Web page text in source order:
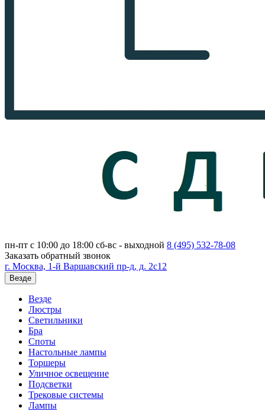
пн-пт с 10:00 до 18:00 сб-вс - выходной 8 (495) 532-78-08
Заказать обратный звонок
г. Москва, 1-й Варшавский пр-д, д. 2с12
Везде
Везде
Люстры
Светильники
Бра
Споты
Настольные лампы
Торшеры
Уличное освещение
Подсветки
Трековые системы
Лампы